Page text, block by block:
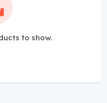
to show.